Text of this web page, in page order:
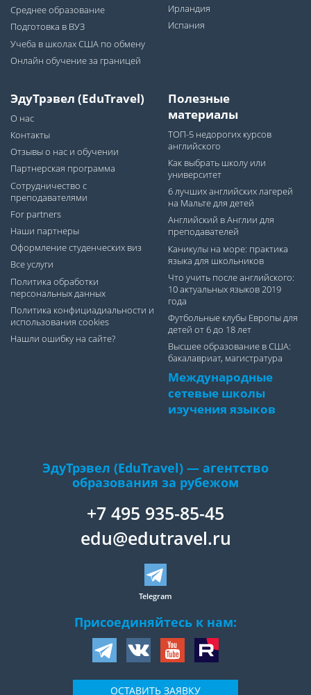
Среднее образование
Подготовка в ВУЗ
Учеба в школах США по обмену
Онлайн обучение за границей
Ирландия
Испания
ЭдуТрэвел (EduTravel)
О нас
Контакты
Отзывы о нас и обучении
Партнерская программа
Сотрудничество с
преподавателями
For partners
Наши партнеры
Оформление студенческих виз
Все услуги
Политика обработки
персональных данных
Политика конфициадиальности и
использования cookies
Нашли ошибку на сайте?
Полезные
материалы
ТОП-5 недорогих курсов
английского
Как выбрать школу или
университет
6 лучших английских лагерей
на Мальте для детей
Английский в Англии для
преподавателей
Каникулы на море: практика
языка для школьников
Что учить после английского:
10 актуальных языков 2019
года
Футбольные клубы Европы для
детей от 6 до 18 лет
Высшее образование в США:
бакалавриат, магистратура
Международные
сетевые школы
изучения языков
ЭдуТрэвел (EduTravel) — агентство
образования за рубежом
+7 495 935-85-45
edu@edutravel.ru
Telegram
Присоединяйтесь к нам:
ОСТАВИТЬ ЗАЯВКУ